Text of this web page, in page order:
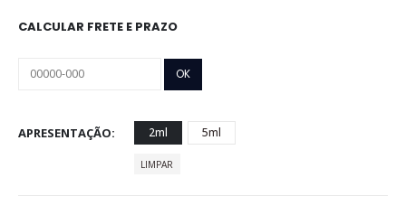
R$69,50
CALCULAR FRETE E PRAZO
APRESENTAÇÃO 2ml 5ml
LIMPAR